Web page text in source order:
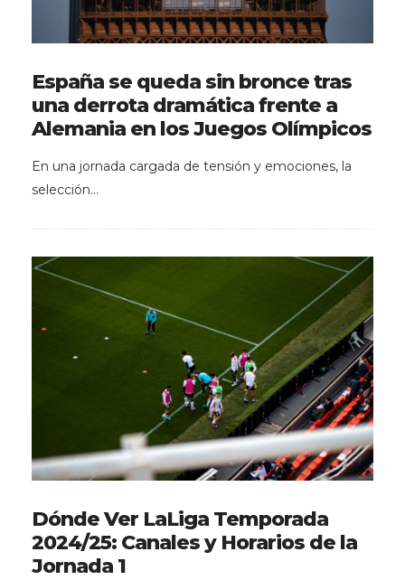
España se queda sin bronce tras
una derrota dramática frente a
Alemania en los Juegos Olímpicos
En una jornada cargada de tensión y emociones, la
selección…
Dónde Ver LaLiga Temporada
2024/25: Canales y Horarios de la
Jornada 1